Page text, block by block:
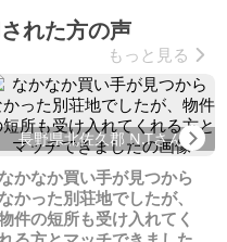
れた方の声
もっと見る
長野県北佐久郡 N.Tさん
なかなか買い手が見つから
なかった別荘地でしたが、
件の短所も受け入れてく